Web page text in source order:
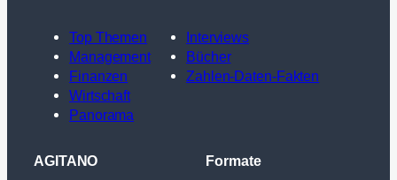
Top Themen
Management
Finanzen
Wirtschaft
Panorama
Interviews
Bücher
Zahlen-Daten-Fakten
AGITANO Formate